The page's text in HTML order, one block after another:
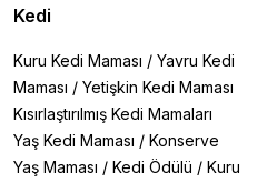
Kedi
Kuru Kedi Maması / Yavru Kedi
Maması / Yetişkin Kedi Maması
Kısırlaştırılmış Kedi Mamaları
Yaş Kedi Maması / Konserve
Yaş Maması / Kedi Ödülü / Kuru